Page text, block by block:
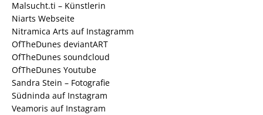
Malsucht.ti – Künstlerin
Niarts Webseite
Nitramica Arts auf Instagramm
OfTheDunes deviantART
OfTheDunes soundcloud
OfTheDunes Youtube
Sandra Stein – Fotografie
Südninda auf Instagram
Veamoris auf Instagram